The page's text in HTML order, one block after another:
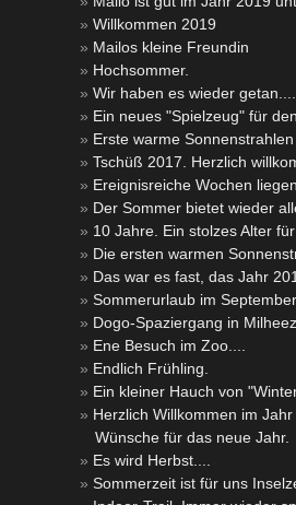
Willkommen 2019
Mailos kleine Freundin
Hochsommer.
Wir haben es wieder getan....
Ein neues "Spielzeug" für
Erste warme Sonnenstrahlen
Tschüß 2017. Herzlich
Ereignisreiche Wochen
Der Sommer bietet wieder
10 Jahre. Ein stolzes Alter
Die ersten warmen
Das war es fast, das Jahr
Sommerurlaub im September
Dogo-Spaziergang in
Ene Besuch im Zoo....
Endlich Frühling.
Ein kleiner Hauch von
Herzlich Willkommen im
Wünsche für das neue Jahr.
Es wird Herbst....
Sommerzeit ist für uns